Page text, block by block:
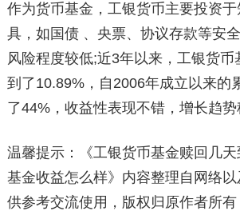
作为货币基金，工银货币主要投资
具，如国债 、央票、协议存款等安
风险程度较低;近3年以来，工银货币
到了10.89%，自2006年成立以来的
了44%，收益性表现不错，增长趋势
温馨提示：《工银货币基金赎回几
基金收益怎么样》内容整理自网络
供参考交流使用，版权归原作者所